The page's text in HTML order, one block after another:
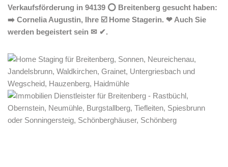
Verkaufsförderung in 94139 ⭕ Breitenberg gesucht haben:
➡️ Cornelia Augustin, Ihre ☑️ Home Stagerin. ❤ Auch Sie
werden begeistert sein ✉ ✔.